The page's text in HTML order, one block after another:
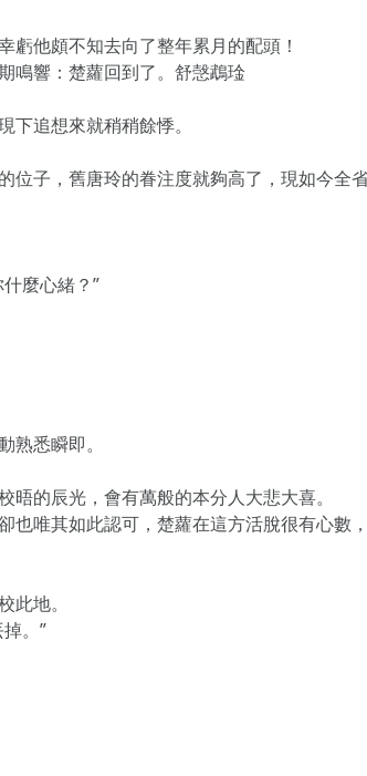
他頗不知去向了整年累月的配頭！
鳴響：楚蘿回到了。舒愨鵡琻
追想來就稍稍餘悸。
子，舊唐玲的眷注度就夠高了，現如今全
麼心緒？”
悉瞬即。
的辰光，會有萬般的本分人大悲大喜。
唯其如此認可，楚蘿在這方活脫很有心數
地。
。”